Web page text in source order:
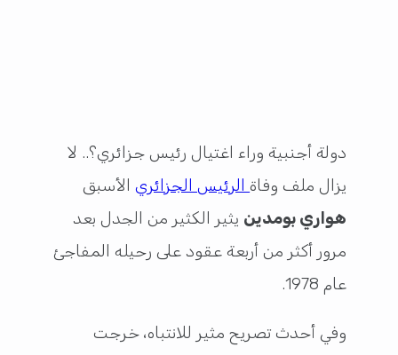
دولة أجنبية وراء اغتيال رئيس جزائري؟.. لا
يزال ملف وفاة الرئيس الجزائريالأسبق
هواري بومدين يثير الكثير من الجدل بعد
مرور أكثر من أربعة عقود على رحيله المفاجئ
عام 1978.
وفي أحدث تصريح مثير للانتباه، خرجت